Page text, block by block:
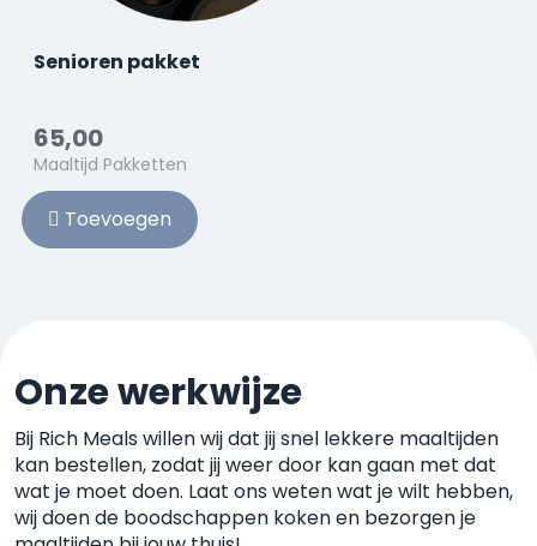
Senioren pakket
65,00
Maaltijd Pakketten
Toevoegen
Onze werkwijze
Bij Rich Meals willen wij dat jij snel lekkere maaltijden
kan bestellen, zodat jij weer door kan gaan met dat
wat je moet doen. Laat ons weten wat je wilt hebben,
wij doen de boodschappen kokenen bezorgen je